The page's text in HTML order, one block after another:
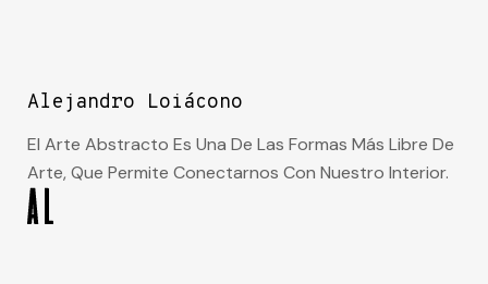
Alejandro Loiácono
El Arte Abstracto Es Una De Las Formas Más Libre De
Arte, Que Permite Conectarnos Con Nuestro Interior.